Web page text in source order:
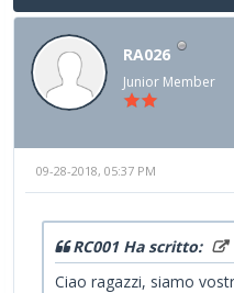
RA026
Junior Member
09-28-2018, 05:37 PM
RC001 Ha scritto:
Ciao ragazzi, siamo